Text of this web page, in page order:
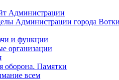
Администрации
Администрации города
и функции
организации
оборона. Памятки
всем